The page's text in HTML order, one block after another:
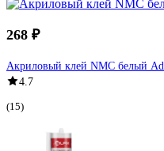
268 ₽
Акриловый клей NMC белый
4.7
(15)